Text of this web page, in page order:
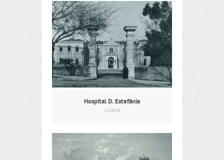
Hospital D. Estefânia
Lisboa